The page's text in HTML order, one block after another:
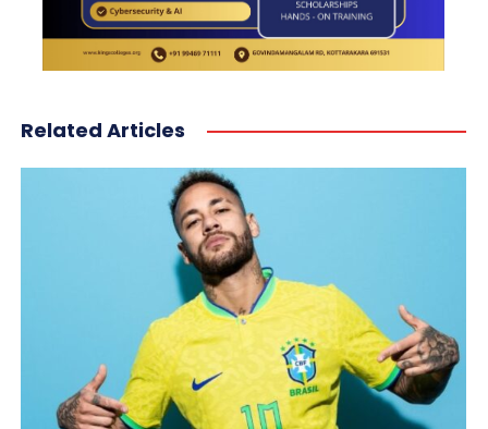
Related Articles